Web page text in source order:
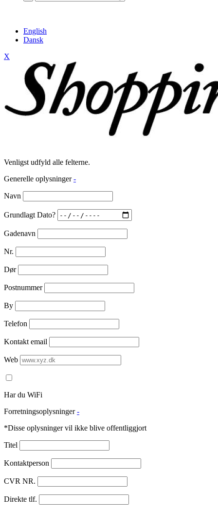
English
Dansk
X
Venligst udfyld alle felterne.
Generelle oplysninger -
Navn
Grundlagt Dato?
Gadenavn
Nr.
Dør
Postnummer
By
Telefon
Kontakt email
Web
Har du WiFi
Forretningsoplysninger -
*Disse oplysninger vil ikke blive offentliggjort
Titel
Kontaktperson
CVR NR.
Direkte tlf.